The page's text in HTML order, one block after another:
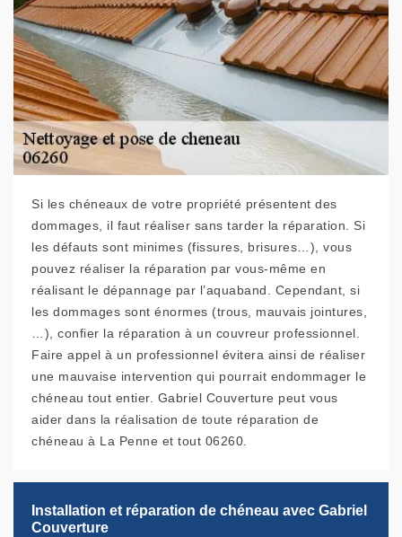
Si les chéneaux de votre propriété présentent des
dommages, il faut réaliser sans tarder la réparation. Si
les défauts sont minimes (fissures, brisures…), vous
pouvez réaliser la réparation par vous-même en
réalisant le dépannage par l’aquaband. Cependant, si
les dommages sont énormes (trous, mauvais jointures,
…), confier la réparation à un couvreur professionnel.
Faire appel à un professionnel évitera ainsi de réaliser
une mauvaise intervention qui pourrait endommager le
chéneau tout entier. Gabriel Couverture peut vous
aider dans la réalisation de toute réparation de
chéneau à La Penne et tout 06260.
Installation et réparation de chéneau avec Gabriel
Couverture